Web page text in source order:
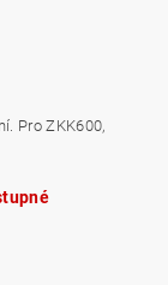
Pro ZKK600,